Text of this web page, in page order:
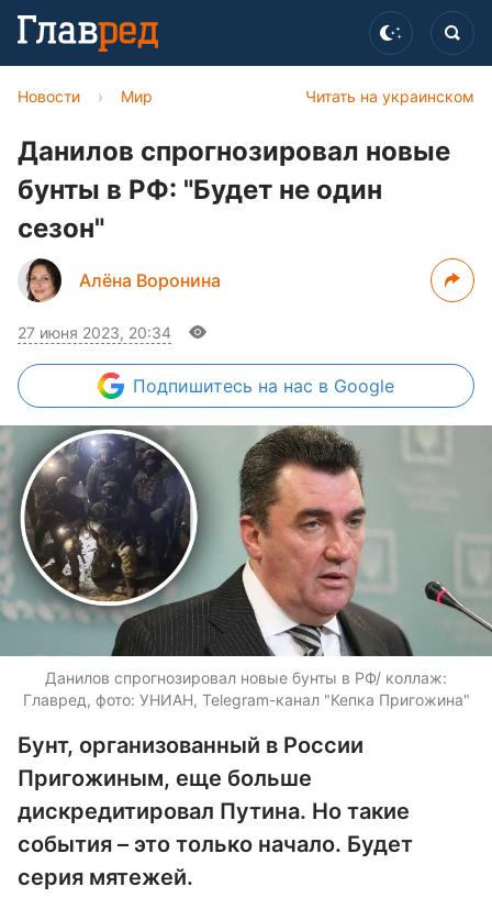
Читать на украинском
Новости › Мир
Данилов спрогнозировал новые
бунты в РФ: "Будет не один
сезон"
Алёна Воронина
27 июня 2023, 20:34
Подпишитесь на нас в Google
Данилов спрогнозировал новые бунты в РФ/ коллаж:
Главред, фото: УНИАН, Telegram-канал "Кепка Пригожина"
Бунт, организованный в России
Пригожиным, еще больше
дискредитировал Путина. Но такие
события – это только начало. Будет
серия мятежей.